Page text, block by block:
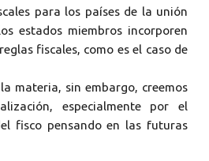
para los países de la unión
estados miembros incorporen
fiscales, como es el caso de
materia, sin embargo, creemos
especialmente por el
fisco pensando en las futuras